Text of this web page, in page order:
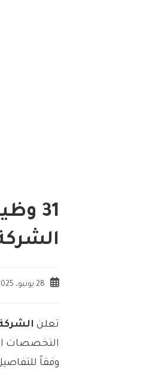
31
28 يونيو، 2025
تعلن
التخصصات
وفقاً